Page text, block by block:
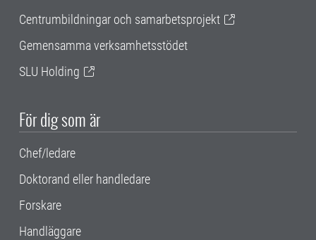
Centrumbildningar och samarbetsprojekt
Gemensamma verksamhetsstödet
SLU Holding
För dig som är
Chef/ledare
Doktorand eller handledare
Forskare
Handläggare